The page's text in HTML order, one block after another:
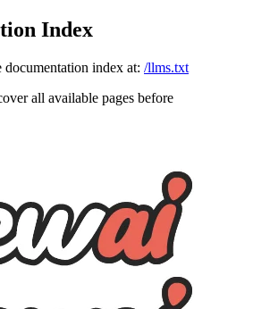
Index
documentation index at: /llms.txt
all available pages before